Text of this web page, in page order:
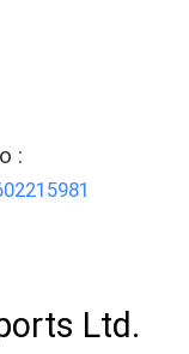
:
Ltd.